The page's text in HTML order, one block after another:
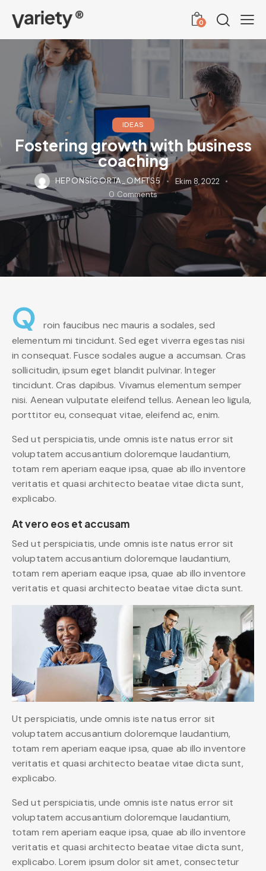
0
IDEAS
Fostering growth with business
coaching
HEPONSIGORTA_OMFTS5
Ekim 8, 2022
0 Comments
Q
roin faucibus nec mauris a sodales, sed
elementum mi tincidunt. Sed eget viverra egestas nisi
in consequat. Fusce sodales augue a accumsan. Cras
sollicitudin, ipsum eget blandit pulvinar. Integer
tincidunt. Cras dapibus. Vivamus elementum semper
nisi. Aenean vulputate eleifend tellus. Aenean leo ligula,
porttitor eu, consequat vitae, eleifend ac, enim.
Sed ut perspiciatis, unde omnis iste natus error sit
voluptatem accusantium doloremque laudantium,
totam rem aperiam eaque ipsa, quae ab illo inventore
veritatis et quasi architecto beatae vitae dicta sunt,
explicabo.
At vero eos et accusam
Sed ut perspiciatis, unde omnis iste natus error sit
voluptatem accusantium doloremque laudantium,
totam rem aperiam eaque ipsa, quae ab illo inventore
veritatis et quasi architecto beatae vitae dicta sunt.
Ut perspiciatis, unde omnis iste natus error sit
voluptatem accusantium doloremque laudantium,
totam rem aperiam eaque ipsa, quae ab illo inventore
veritatis et quasi architecto beatae vitae dicta sunt,
explicabo.
Sed ut perspiciatis, unde omnis iste natus error sit
voluptatem accusantium doloremque laudantium,
totam rem aperiam eaque ipsa, quae ab illo inventore
veritatis et quasi architecto beatae vitae dicta sunt,
explicabo. Lorem ipsum dolor sit amet, consectetur